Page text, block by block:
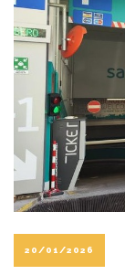
20/01/2026